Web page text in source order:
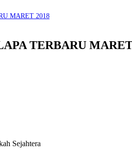
MARET 2018
TERBARU
Sejahtera